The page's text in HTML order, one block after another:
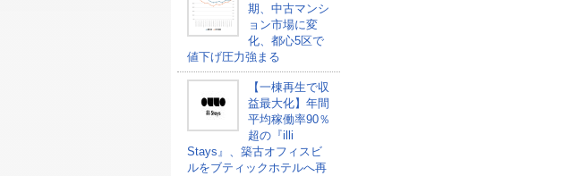
期、中古マンシ
ョン市場に変
化、都心5区で
値下げ圧力強まる
【一棟再生で収
益最大化】年間
平均稼働率90％
超の『illi
Stays』、築古オフィスビ
ルをブティックホテルへ再